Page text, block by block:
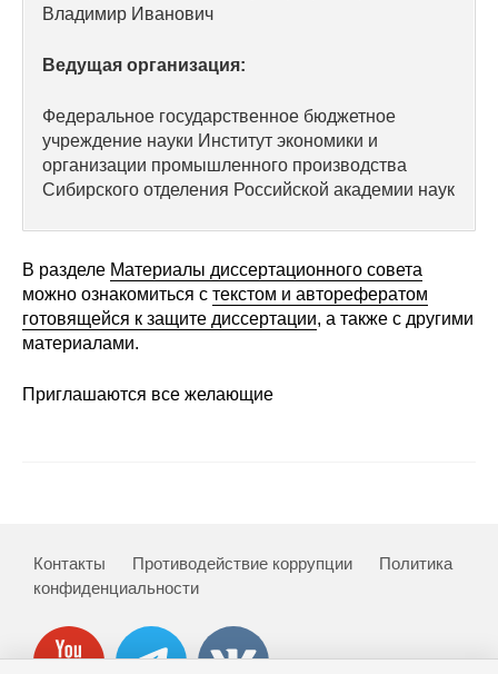
Выпуски
Редакционная этика
Информация для авторов
Общие требования
Стандарты оформления
Семинары
Энергетический семинар
Российско-французский семинар
Inforum
Материалы
Владимир Иванович
Ведущая организация:
Федеральное государственное бюджетное
учреждение науки Институт экономики и
организации промышленного производства
Сибирского отделения Российской академии наук
В разделе Материалы диссертационного совета
можно ознакомиться с текстом и авторефератом
готовящейся к защите диссертации, а также с другими
материалами.
Приглашаются все желающие
Контакты Противодействие коррупции
Политика
конфиденциальности